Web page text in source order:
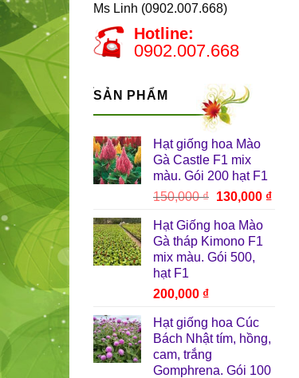
Ms Linh (0902.007.668)
Hotline:
0902.007.668
SẢN PHẨM
Hạt giống hoa Mào
Gà Castle F1 mix
màu. Gói 200 hạt F1
150,000₫ Giá
là:
150,000 ₫.
130,000 ₫Giá
Hạt Giống hoa Mào
Gà tháp Kimono F1
mix màu. Gói 500,
hạt F1
200,000 ₫
Hạt giống hoa Cúc
Bách Nhật tím, hồng,
cam, trắng
Gomphrena. Gói 100